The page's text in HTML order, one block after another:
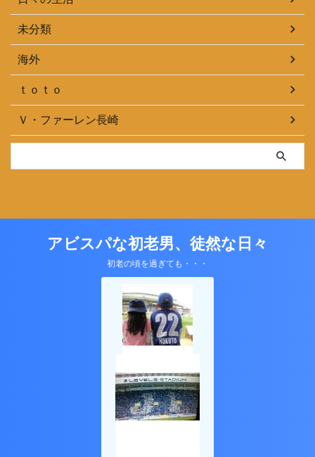
未分類
海外
ｔｏｔｏ
Ｖ・ファーレン長崎
アビスパな初老男、徒然な日々
初老の頃を過ぎても・・・